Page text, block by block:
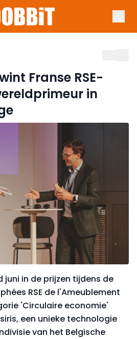
Franse RSE-
in
juni in de prijzen tijdens de
RSE de l'Ameublement
'Circulaire economie'
een unieke technologie
van het Belgische